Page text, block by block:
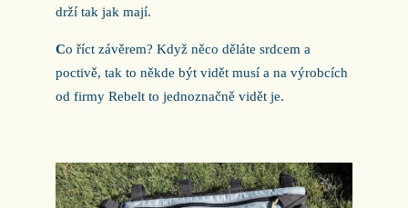
drží tak jak mají.
Co říct závěrem? Když něco děláte srdcem a
poctivě, tak to někde být vidět musí a na výrobcích
od firmy Rebelt to jednoznačně vidět je.